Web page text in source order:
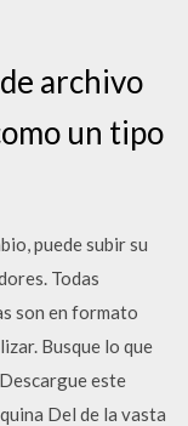
archivo
un tipo
puede subir su
Todas
son en formato
Busque lo que
este
Del de la vasta